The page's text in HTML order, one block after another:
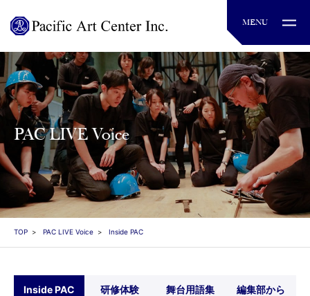
PAC LIVE Voice
TOP PAC LIVE Voice Inside PAC
Inside PAC 研修体験 舞台用語集 編集部から